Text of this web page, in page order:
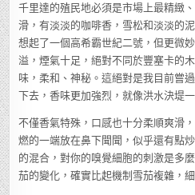
千里達的殖民地必須是市場上最精緻
滑，有淡淡的咖啡香，雪松和淡淡的
想起了一個高希霸世紀二號，但更微
溢，煙氣十足，絕對不同於豐塞卡的
味，柔和、神秘。這絕對是我目前嘗
下去，香味更加強烈，就像洪水決堤
不僅香氣特殊，口感也十分柔順爽滑
燃的一端放在鼻下聞聞，似乎還有點
的混合，對你的嗅覺細胞的刺激是多
茄的變化，確實比起機制雪茄複雜，